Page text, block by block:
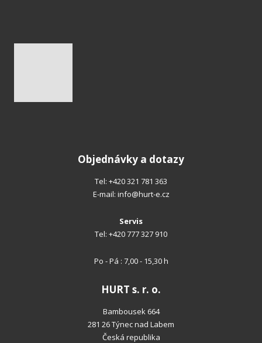
Objednávky a dotazy
Tel: +420 321 781 363
E-mail: info@hurt-e.cz
Servis
Tel: +420 777 327 910
Po - Pá : 7,00 - 15,30 h
HURT s. r. o.
Bambousek 664
281 26 Týnec nad Labem
Česká republika